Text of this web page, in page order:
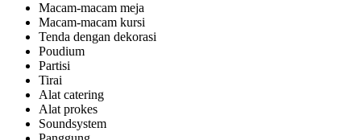
Macam-macam meja
Macam-macam kursi
Tenda dengan dekorasi
Poudium
Partisi
Tirai
Alat catering
Alat prokes
Soundsystem